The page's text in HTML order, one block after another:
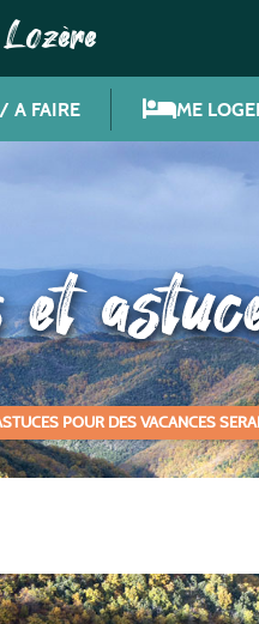
A FAIRE ME
POUR DES VACANCES